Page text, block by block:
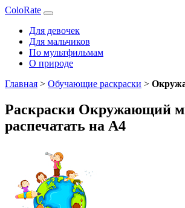
ColoRate
Для девочек
Для мальчиков
По мультфильмам
О природе
Главная > Обучающие раскраски >
Раскраски Окружающий
распечатать на А4